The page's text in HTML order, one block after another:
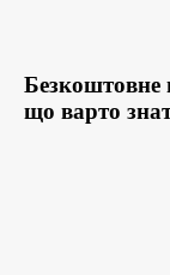
Безкоштовне
що варто